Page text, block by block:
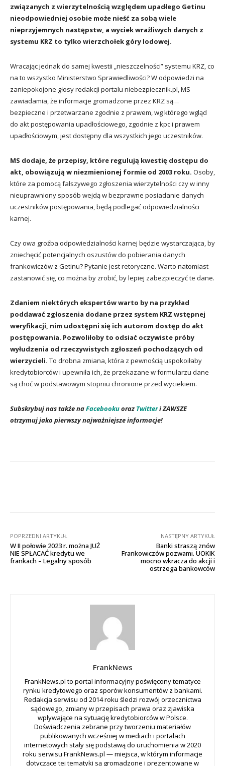
związanych z wierzytelnością względem upadłego Getinu
nieodpowiedniej osobie może nieść za sobą wiele
nieprzyjemnych następstw, a wyciek wrażliwych danych z
systemu KRZ to tylko wierzchołek góry lodowej.
Wracając jednak do samej kwestii „nieszczelności” systemu KRZ, co
na to wszystko Ministerstwo Sprawiedliwości? W odpowiedzi na
zaniepokojone głosy redakcji portalu niebezpiecznik.pl, MS
zawiadamia, że informacje gromadzone przez KRZ są…
bezpieczne i przetwarzane zgodnie z prawem, wg którego wgląd
do akt postępowania upadłościowego, zgodnie z kpc i prawem
upadłościowym, jest dostępny dla wszystkich jego uczestników.
MS dodaje, że przepisy, które regulują kwestię dostępu do
akt, obowiązują w niezmienionej formie od 2003 roku. Osoby,
które za pomocą fałszywego zgłoszenia wierzytelności czy w inny
nieuprawniony sposób wejdą w bezprawne posiadanie danych
uczestników postępowania, będą podlegać odpowiedzialności
karnej.
Czy owa groźba odpowiedzialności karnej będzie wystarczająca, by
zniechęcić potencjalnych oszustów do pobierania danych
frankowiczów z Getinu? Pytanie jest retoryczne. Warto natomiast
zastanowić się, co można by zrobić, by lepiej zabezpieczyć te dane.
Zdaniem niektórych ekspertów warto by na przykład
poddawać zgłoszenia dodane przez system KRZ wstępnej
weryfikacji, nim udostępni się ich autorom dostęp do akt
postępowania. Pozwoliłoby to odsiać oczywiste próby
wyłudzenia od rzeczywistych zgłoszeń pochodzących od
wierzycieli. To drobna zmiana, która z pewnością uspokoiłaby
kredytobiorców i upewniła ich, że przekazane w formularzu dane
są choć w podstawowym stopniu chronione przed wyciekiem.
Subskrybuj nas także naFacebookuoraz Twitteri ZAWSZE
otrzymuj jako pierwszy najważniejsze informacje!
POPRZEDNI ARTYKUŁ
W II połowie 2023 r. można JUŻ
NIE SPŁACAĆ kredytu we
frankach – Legalny sposób
NASTĘPNY ARTYKUŁ
Banki straszą znów
Frankowiczów pozwami. UOKIK
mocno wkracza do akcji i
ostrzega bankowców
FrankNews
FrankNews.pl to portal informacyjny poświęcony tematyce
rynku kredytowego oraz sporów konsumentów z bankami.
Redakcja serwisu od 2014 roku śledzi rozwój orzecznictwa
sądowego, zmiany w przepisach prawa oraz zjawiska
wpływające na sytuację kredytobiorców w Polsce.
Doświadczenia zebrane przy tworzeniu materiałów
publikowanych wcześniej w mediach i portalach
internetowych stały się podstawą do uruchomienia w 2020
roku serwisu FrankNews.pl — miejsca, w którym informacje
dotyczące tej tematyki są gromadzone i prezentowane w